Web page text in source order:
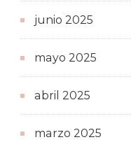
junio 2025
mayo 2025
abril 2025
marzo 2025